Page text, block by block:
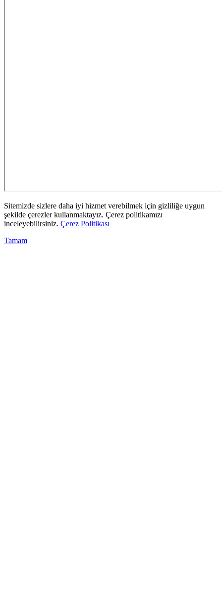
Sitemizde sizlere daha iyi hizmet verebilmek için gizliliğe uygun
şekilde çerezler kullanmaktayız. Çerez politikamızı
inceleyebilirsiniz. Çerez Politikası
Tamam